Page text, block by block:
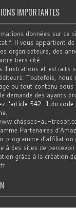
IMPORTANTES
données sur ce
Il vous appartient
organisateurs, des
tiers cité.
illustrations et extraits
Toutefois, nous
ou tout contenu sous
demande des ayants
l'article 542-1 du code
.
au-
Partenaires
programme d’affiliation
à des sites de percevoir
grâce à la création